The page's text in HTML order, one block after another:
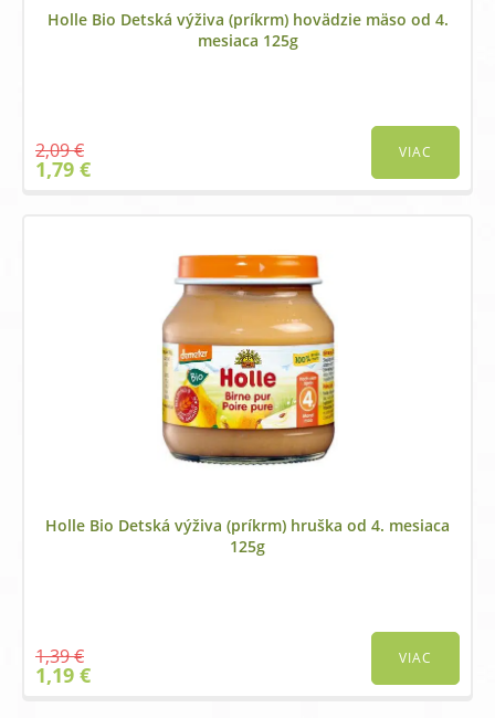
Holle Bio Detská výživa (príkrm) hovädzie mäso od 4.
mesiaca 125g
2,09€
Original
price
1,79 €Current
price
VIAC
Holle Bio Detská výživa (príkrm) hruška od 4. mesiaca
125g
1,39€
Original
price
1,19 €Current
price
VIAC